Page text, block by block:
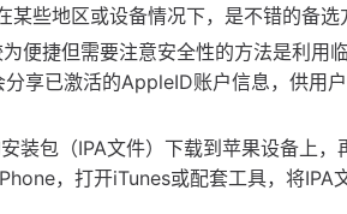
些地区或设备情况下，是不错的备选
便捷但需要注意安全性的方法是利用
享已激活的AppleID账户信息，供用
装包（IPA文件）下载到苹果设备上，
，打开iTunes或配套工具，将IPA